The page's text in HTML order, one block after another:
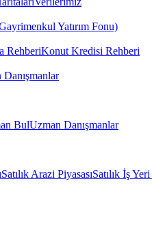
Yatırım Fonu)
RehberiKonut Kredisi Rehberi
Danışmanlar
BulUzman Danışmanlar
Satılık Arazi PiyasasıSatılık İş Yeri